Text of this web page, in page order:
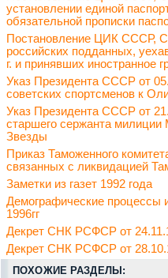
установлении единой
обязательной прописки
Постановление ЦИК СССР,
российских подданных,
г. и принявших иностранное
Указ Президента СССР от
советских спортсменов к
Указ Президента СССР от
старшего сержанта
Звезды
Приказ Таможенного
связанных с ликвидацией
Заметки из газет 1992 года
Демографические процессы
1996гг
Декрет СНК РСФСР от
Декрет СНК РСФСР от
ПОХОЖИЕ РАЗДЕЛЫ: